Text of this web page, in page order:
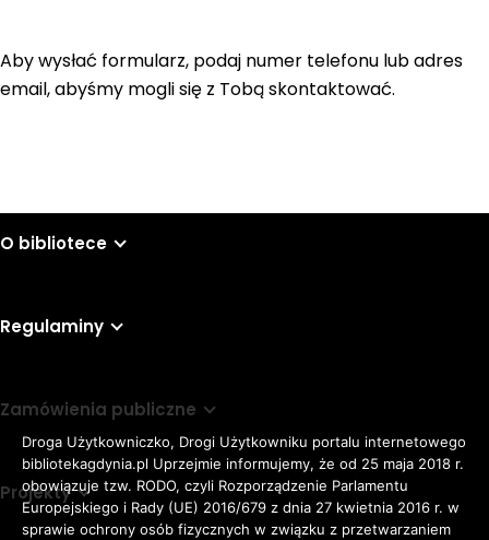
Aby wysłać formularz, podaj numer telefonu lub adres
email, abyśmy mogli się z Tobą skontaktować.
O bibliotece
Regulaminy
Zamówienia publiczne
Projekty
Droga Użytkowniczko, Drogi Użytkowniku portalu internetowego
bibliotekagdynia.pl Uprzejmie informujemy, że od 25 maja 2018 r.
obowiązuje tzw. RODO, czyli Rozporządzenie Parlamentu
Europejskiego i Rady (UE) 2016/679 z dnia 27 kwietnia 2016 r. w
sprawie ochrony osób fizycznych w związku z przetwarzaniem